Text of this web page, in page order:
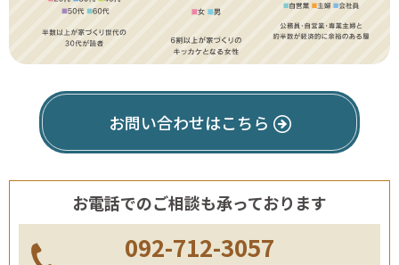
お問い合わせはこちら
お電話でのご相談も承っております
092-712-3057